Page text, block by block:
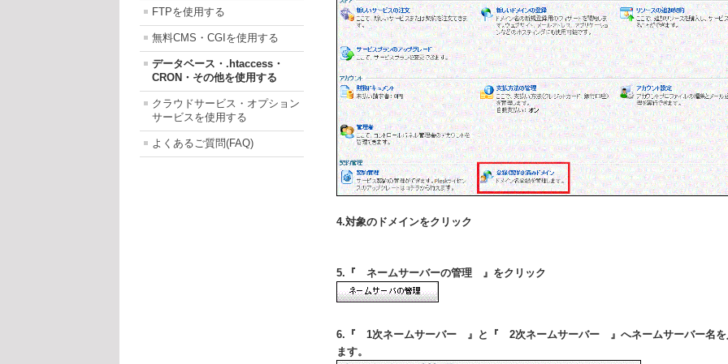
FTPを使用する
無料CMS・CGIを使用する
データベース・.htaccess・
CRON・その他を使用する
クラウドサービス・オプション
サービスを使用する
よくあるご質問(FAQ)
4.対象のドメインをクリック
5.『 ネームサーバーの管理 』をクリック
6.『 1次ネームサーバー 』と『 2次ネームサーバー 』へネームサーバー名を
ます。